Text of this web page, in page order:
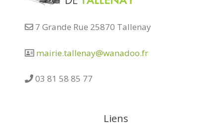
7 Grande Rue 25870 Tallenay
mairie.tallenay@wanadoo.fr
03 81 58 85 77
Liens